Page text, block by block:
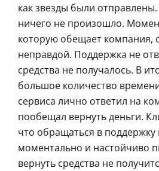
как звезды были
ничего не произошло.
которую обещает компания,
неправдой. Поддержка не
средства не получалось. В
большое количество
сервиса лично ответил на
пообещал вернуть деньги.
что обращаться в поддержку
моментально и настойчиво
вернуть средства не